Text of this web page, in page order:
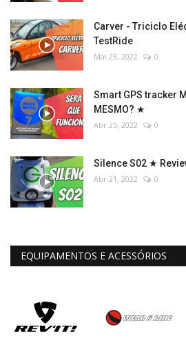
Carver - Triciclo
TestRide
Mai 23, 2022 0
Smart GPS tracker
MESMO? ★
Abr 25, 2022 0
Silence S02 ★
Abr 21, 2022 0
EQUIPAMENTOS E ACESSÓRIOS